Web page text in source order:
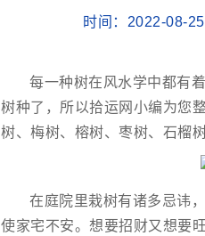
时间：2022-08-
每一种树在风水学中都有
树种了，所以拾运网小编为您
树、梅树、榕树、枣树、石榴
在庭院里栽树有诸多忌讳
使家宅不安。想要招财又想要